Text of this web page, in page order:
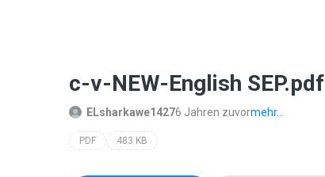
c-v-NEW-English SEP.pdf
ELsharkawe14276 Jahren zuvormehr...
PDF 483 KB